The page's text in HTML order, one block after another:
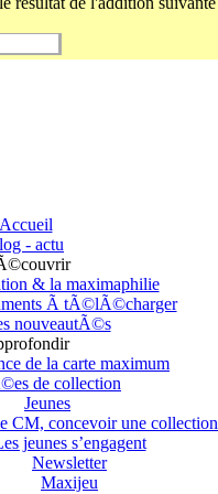
Accueil
- actu
& la maximaphilie
Ã tÃ©lÃ©charger
nouveautÃ©s
de la carte maximum
de collection
Jeunes
CM, concevoir une collection
jeunes s’engagent
Newsletter
Maxijeu